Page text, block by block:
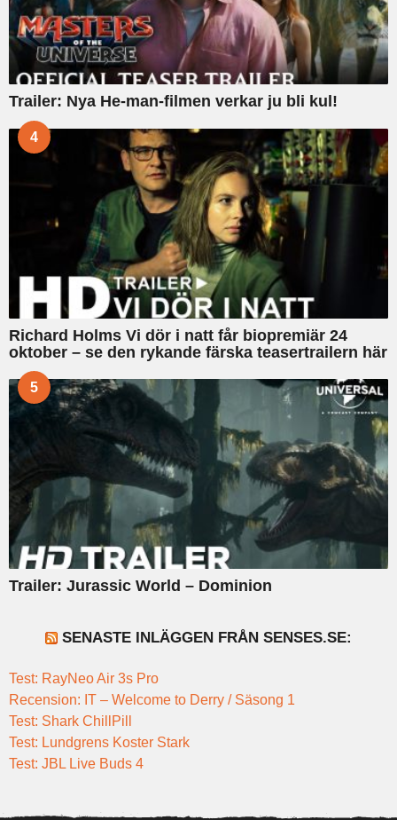
Trailer: Nya He-man-filmen verkar ju bli kul!
4
Richard Holms Vi dör i natt får biopremiär 24
oktober – se den rykande färska teasertrailern här
5
Trailer: Jurassic World – Dominion
SENASTE INLÄGGEN FRÅN SENSES.SE:
Test: RayNeo Air 3s Pro
Recension: IT – Welcome to Derry / Säsong 1
Test: Shark ChillPill
Test: Lundgrens Koster Stark
Test: JBL Live Buds 4